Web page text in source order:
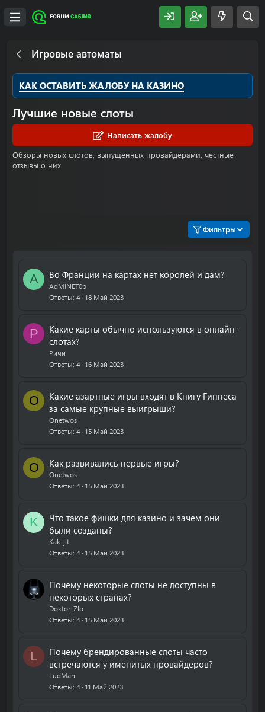
Игровые автоматы
КАК ОСТАВИТЬ ЖАЛОБУ НА КАЗИНО
Лучшие новые слоты
Написать жалобу
Обзоры новых слотов, выпущенных провайдерами, честные
отзывы о них
Фильтры
A Во Франции на картах нет королей и дам?
AdMINET0p
Ответы 4 18 Май 2023
Р
Какие карты обычно используются в онлайн-
слотах?
Ричи
Ответы 4 16 Май 2023
O
Какие азартные игры входят в Книгу Гиннеса
за самые крупные выигрыши?
Onetwos
Ответы 4 15 Май 2023
O Как развивались первые игры?
Onetwos
Ответы 4 15 Май 2023
K
Что такое фишки для казино и зачем они
были созданы?
Kak_jit
Ответы 4 15 Май 2023
Почему некоторые слоты не доступны в
некоторых странах?
Doktor_Zlo
Ответы 4 15 Май 2023
L
Почему брендированные слоты часто
встречаются у именитых провайдеров?
LudMan
Ответы 4 11 Май 2023